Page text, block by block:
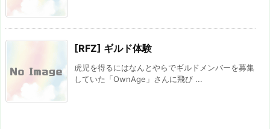
[RFZ] ギルド体験
虎児を得るにはなんとやらでギルドメンバーを募集
していた「OwnAge」さんに飛び ...